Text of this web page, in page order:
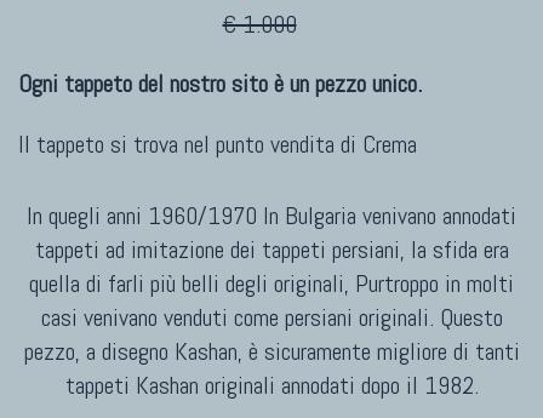
€ 1.000
Ogni tappeto del nostro sito è un pezzo unico.
Il tappeto si trova nel punto vendita di Crema
In quegli anni 1960/1970 In Bulgaria venivano annodati
tappeti ad imitazione dei tappeti persiani, la sfida era
quella di farli più belli degli originali, Purtroppo in molti
casi venivano venduti come persiani originali. Questo
pezzo, a disegno Kashan, è sicuramente migliore di tanti
tappeti Kashan originali annodati dopo il 1982.